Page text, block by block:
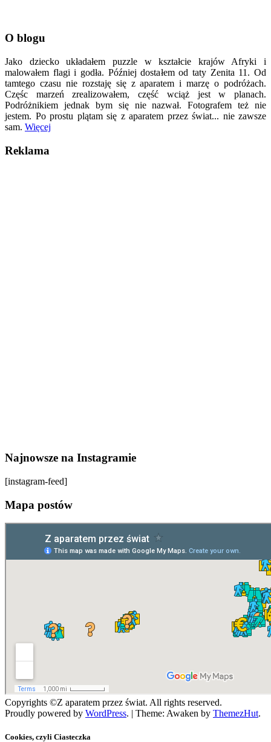
O blogu
Jako dziecko układałem puzzle w kształcie krajów Afryki i
malowałem flagi i godła. Później dostałem od taty Zenita 11. Od
tamtego czasu nie rozstaję się z aparatem i marzę o podróżach.
Częśc marzeń zrealizowałem, część wciąż jest w planach.
Podróżnikiem jednak bym się nie nazwał. Fotografem też nie
jestem. Po prostu plątam się z aparatem przez świat... nie zawsze
sam. Więcej
Reklama
Najnowsze na Instagramie
[instagram-feed]
Mapa postów
Copyrights ©Z aparatem przez świat. All rights reserved.
Proudly powered by WordPress. | Theme: Awaken by ThemezHut.
Cookies, czyli Ciasteczka